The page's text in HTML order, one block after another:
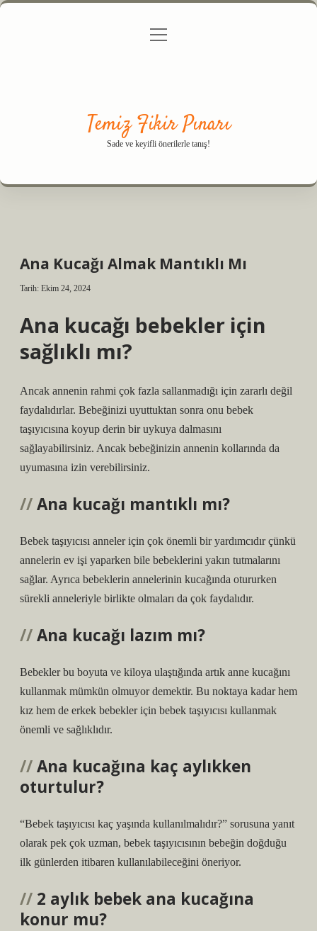
Gizlilik Politikası
menüyü
Temiz Fikir Pınarı
Sade ve keyifli önerilerle tanış!
Ana Kucağı Almak Mantıklı Mı
Tarih: Ekim 24, 2024
Ana kucağı bebekler için
sağlıklı mı?
Ancak annenin rahmi çok fazla sallanmadığı için zararlı değil
faydalıdırlar. Bebeğinizi uyuttuktan sonra onu bebek
taşıyıcısına koyup derin bir uykuya dalmasını
sağlayabilirsiniz. Ancak bebeğinizin annenin kollarında da
uyumasına izin verebilirsiniz.
Ana kucağı mantıklı mı?
Bebek taşıyıcısı anneler için çok önemli bir yardımcıdır çünkü
annelerin ev işi yaparken bile bebeklerini yakın tutmalarını
sağlar. Ayrıca bebeklerin annelerinin kucağında otururken
sürekli anneleriyle birlikte olmaları da çok faydalıdır.
Ana kucağı lazım mı?
Bebekler bu boyuta ve kiloya ulaştığında artık anne kucağını
kullanmak mümkün olmuyor demektir. Bu noktaya kadar hem
kız hem de erkek bebekler için bebek taşıyıcısı kullanmak
önemli ve sağlıklıdır.
Ana kucağına kaç aylıkken
oturtulur?
“Bebek taşıyıcısı kaç yaşında kullanılmalıdır?” sorusuna yanıt
olarak pek çok uzman, bebek taşıyıcısının bebeğin doğduğu
ilk günlerden itibaren kullanılabileceğini öneriyor.
2 aylık bebek ana kucağına
konur mu?